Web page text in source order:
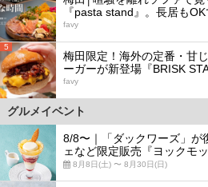
『pasta stand』。長居も
favy
5
梅田限定！海外の定番・甘
ーガーが新登場『BRISK
favy
グルメイベント
8/8〜｜「ダックワーズ」が
ェなど限定販売『ヨックモ
8月8日(土) 〜 8月30日(日)